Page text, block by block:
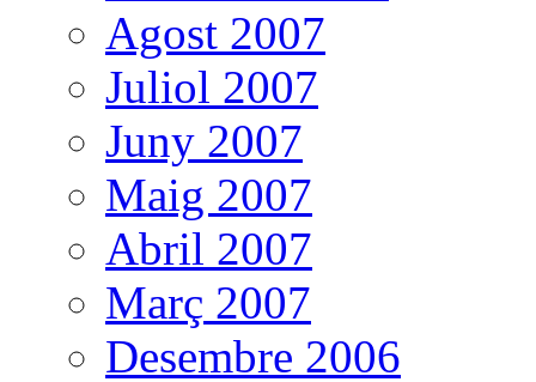
Agost 2007
Juliol 2007
Juny 2007
Maig 2007
Abril 2007
Març 2007
Desembre 2006